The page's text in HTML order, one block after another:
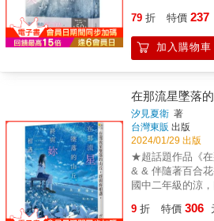
運卻讓一切都錯
79 折 特價 237
加入購物車
在那流星墜落
汐見夏衛 著
台灣東販 出版
2024/01/29 出版
★超話題作品《在
& & 伴隨著百合
國中二年級的涼
白時，卻從百合
9 折 特價 306